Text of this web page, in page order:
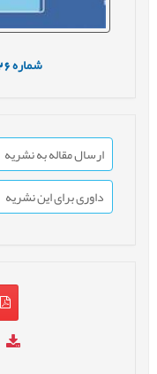
شماره26
ارسال مقاله به نشریه
داوری برای این نشریه
PDF